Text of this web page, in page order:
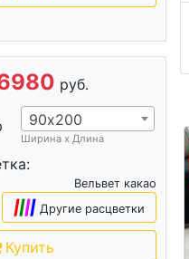
руб.
90х200
Ширина х Длина
Вельвет какао
|||| Другие расцветки
Купить